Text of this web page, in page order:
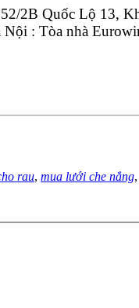
2B Quốc Lộ 13,
Nội : Tòa nhà
rau, mua lưới che nắng,